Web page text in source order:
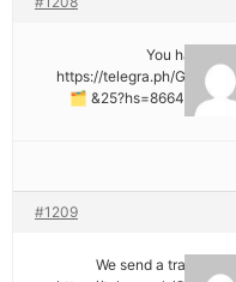
🗂 You have 1
https://telegra.ph/Go-to-
#1209
📈 We send a